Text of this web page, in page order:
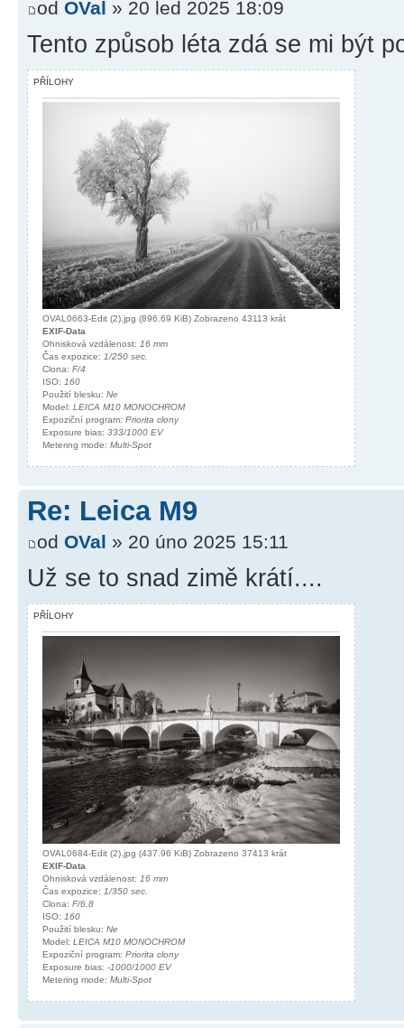
od OVal » 20 led 2025 18:09
Tento způsob léta zdá se mi být
PŘÍLOHY
OVAL0663-Edit (2).jpg (896.69 KiB) Zobrazeno 43113 krát
EXIF-Data
Ohnisková vzdálenost: 16 mm
Čas expozice: 1/250 sec.
Clona: F/4
ISO: 160
Použití blesku: Ne
Model: LEICA M10 MONOCHROM
Expoziční program: Priorita clony
Exposure bias: 333/1000 EV
Metering mode: Multi-Spot
Re: Leica M9
od OVal » 20 úno 2025 15:11
Už se to snad zimě krátí....
PŘÍLOHY
OVAL0684-Edit (2).jpg (437.96 KiB) Zobrazeno 37413 krát
EXIF-Data
Ohnisková vzdálenost: 16 mm
Čas expozice: 1/350 sec.
Clona: F/6.8
ISO: 160
Použití blesku: Ne
Model: LEICA M10 MONOCHROM
Expoziční program: Priorita clony
Exposure bias: -1000/1000 EV
Metering mode: Multi-Spot